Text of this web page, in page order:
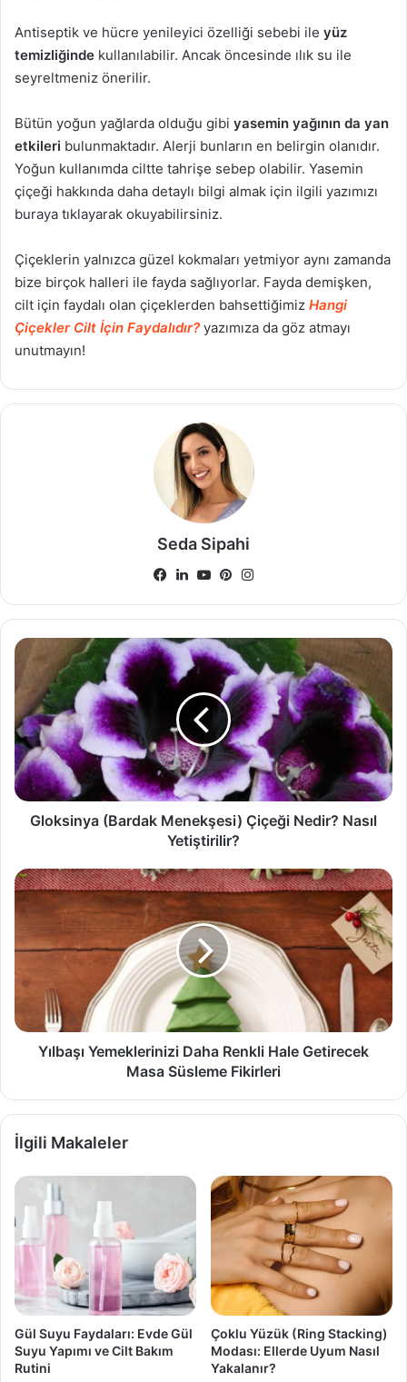
Antiseptik ve hücre yenileyici özelliği sebebi ile yüz
temizliğinde kullanılabilir. Ancak öncesinde ılık su ile
seyreltmeniz önerilir.
Bütün yoğun yağlarda olduğu gibi yasemin yağının da yan
etkileri bulunmaktadır. Alerji bunların en belirgin olanıdır.
Yoğun kullanımda ciltte tahrişe sebep olabilir. Yasemin
çiçeği hakkında daha detaylı bilgi almak için ilgili yazımızı
buraya tıklayarak okuyabilirsiniz.
Çiçeklerin yalnızca güzel kokmaları yetmiyor aynı zamanda
bize birçok halleri ile fayda sağlıyorlar. Fayda demişken,
cilt için faydalı olan çiçeklerden bahsettiğimiz Hangi
Çiçekler Cilt İçin Faydalıdır? yazımıza da göz atmayı
unutmayın!
Seda Sipahi
Facebook
LinkedIn
YouTubePinterest
Gloksinya
(Bardak
Menekşesi)
Çiçeği
Nedir?
Nasıl
Yetiştirilir?
Gloksinya (Bardak Menekşesi) Çiçeği Nedir? Nasıl
Yetiştirilir?
Yılbaşı
Yemeklerinizi
Daha
Renkli
Hale
Getirecek
Masa
Süsleme
Fikirleri
Yılbaşı Yemeklerinizi Daha Renkli Hale Getirecek
Masa Süsleme Fikirleri
İlgili Makaleler
Gül Suyu Faydaları: Evde Gül
Suyu Yapımı ve Cilt Bakım
Rutini
Çoklu Yüzük (Ring Stacking)
Modası: Ellerde Uyum Nasıl
Yakalanır?